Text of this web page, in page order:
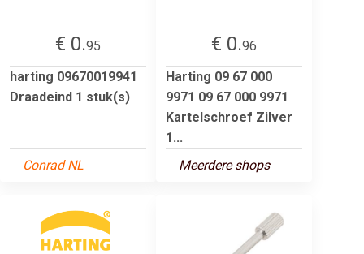
€ 0.95
harting 09670019941
Draadeind 1 stuk(s)
Conrad NL
€ 0.96
Harting 09 67 000
9971 09 67 000 9971
Kartelschroef Zilver
1...
Meerdere shops